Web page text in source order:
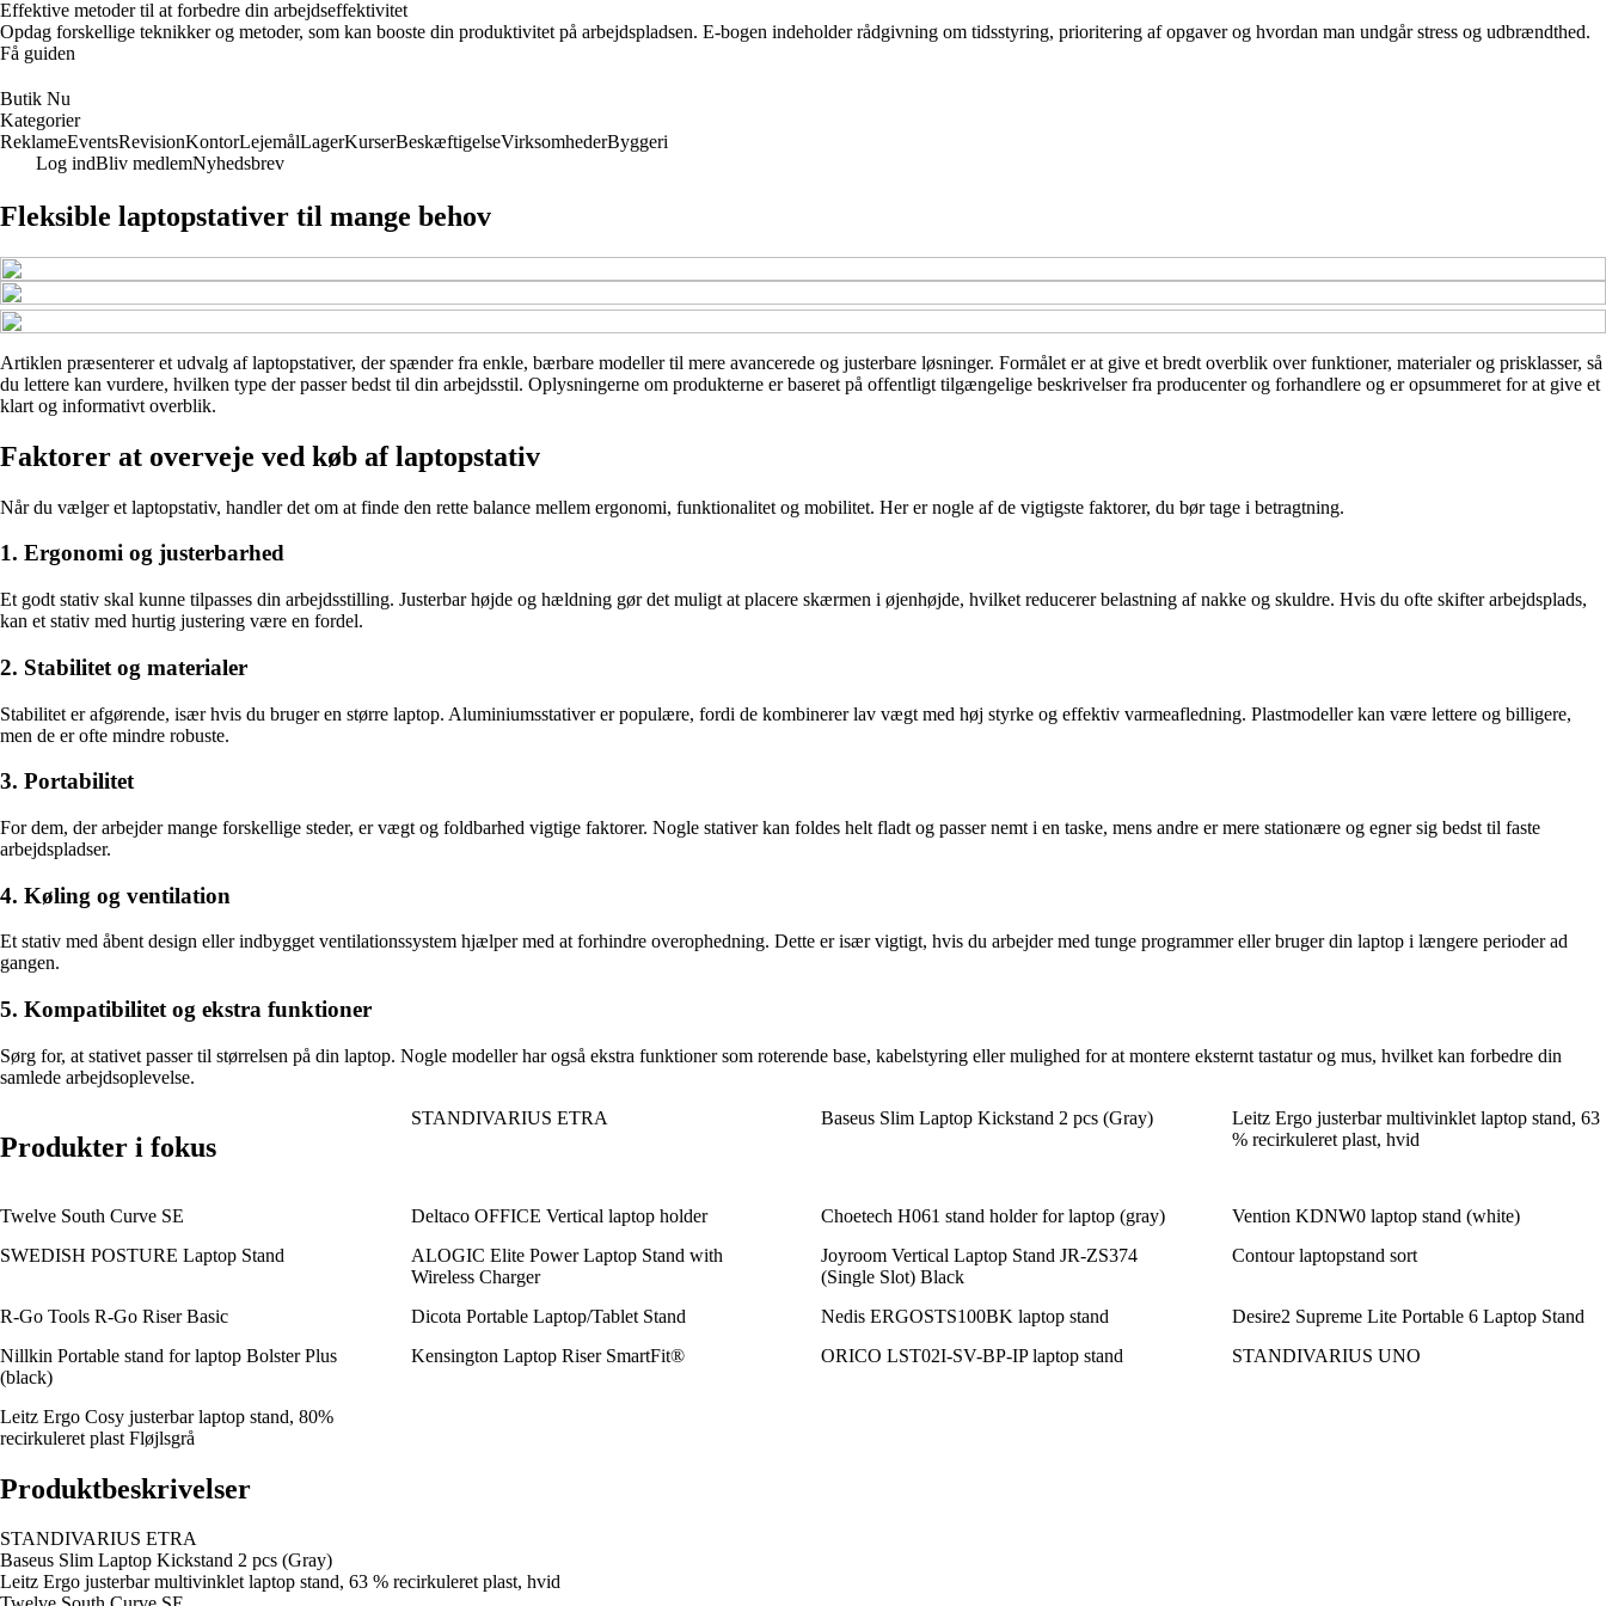
Effektive metoder til at forbedre din arbejdseffektivitet
Opdag forskellige teknikker og metoder, som kan booste din produktivitet på arbejdspladsen. E-bogen indeholder rådgivning om tidsstyring, prioritering af opgaver og hvordan man undgår stress og udbrændthed.
Få guiden
Butik Nu
Kategorier
ReklameEventsRevisionKontorLejemålLagerKurserBeskæftigelseVirksomhederByggeri
Log indBliv medlemNyhedsbrev
Fleksible laptopstativer til mange behov
Artiklen præsenterer et udvalg af laptopstativer, der spænder fra enkle, bærbare modeller til mere avancerede og justerbare løsninger. Formålet er at give et bredt overblik over funktioner, materialer og prisklasser, så
du lettere kan vurdere, hvilken type der passer bedst til din arbejdsstil. Oplysningerne om produkterne er baseret på offentligt tilgængelige beskrivelser fra producenter og forhandlere og er opsummeret for at give et
klart og informativt overblik.
Faktorer at overveje ved køb af laptopstativ
Når du vælger et laptopstativ, handler det om at finde den rette balance mellem ergonomi, funktionalitet og mobilitet. Her er nogle af de vigtigste faktorer, du bør tage i betragtning.
1. Ergonomi og justerbarhed
Et godt stativ skal kunne tilpasses din arbejdsstilling. Justerbar højde og hældning gør det muligt at placere skærmen i øjenhøjde, hvilket reducerer belastning af nakke og skuldre. Hvis du ofte skifter arbejdsplads,
kan et stativ med hurtig justering være en fordel.
2. Stabilitet og materialer
Stabilitet er afgørende, især hvis du bruger en større laptop. Aluminiumsstativer er populære, fordi de kombinerer lav vægt med høj styrke og effektiv varmeafledning. Plastmodeller kan være lettere og billigere,
men de er ofte mindre robuste.
3. Portabilitet
For dem, der arbejder mange forskellige steder, er vægt og foldbarhed vigtige faktorer. Nogle stativer kan foldes helt fladt og passer nemt i en taske, mens andre er mere stationære og egner sig bedst til faste
arbejdspladser.
4. Køling og ventilation
Et stativ med åbent design eller indbygget ventilationssystem hjælper med at forhindre overophedning. Dette er især vigtigt, hvis du arbejder med tunge programmer eller bruger din laptop i længere perioder ad
gangen.
5. Kompatibilitet og ekstra funktioner
Sørg for, at stativet passer til størrelsen på din laptop. Nogle modeller har også ekstra funktioner som roterende base, kabelstyring eller mulighed for at montere eksternt tastatur og mus, hvilket kan forbedre din
samlede arbejdsoplevelse.
Produkter i fokus
STANDIVARIUS ETRA Baseus Slim Laptop Kickstand 2 pcs (Gray)
Leitz Ergo justerbar multivinklet laptop stand, 63
% recirkuleret plast, hvid
Twelve South Curve SE Deltaco OFFICE Vertical laptop holder Choetech H061 stand holder for laptop (gray)
Vention KDNW0 laptop stand (white)
SWEDISH POSTURE Laptop Stand
ALOGIC Elite Power Laptop Stand with
Wireless Charger
Joyroom Vertical Laptop Stand JR-ZS374
(Single Slot) Black
Contour laptopstand sort
R-Go Tools R-Go Riser Basic Dicota Portable Laptop/Tablet Stand Nedis ERGOSTS100BK laptop stand
Desire2 Supreme Lite Portable 6 Laptop Stand
Nillkin Portable stand for laptop Bolster Plus
(black)
Kensington Laptop Riser SmartFit® ORICO LST02I-SV-BP-IP laptop stand STANDIVARIUS UNO
Leitz Ergo Cosy justerbar laptop stand, 80%
recirkuleret plast Fløjlsgrå
Produktbeskrivelser
STANDIVARIUS ETRA
Baseus Slim Laptop Kickstand 2 pcs (Gray)
Leitz Ergo justerbar multivinklet laptop stand, 63 % recirkuleret plast, hvid